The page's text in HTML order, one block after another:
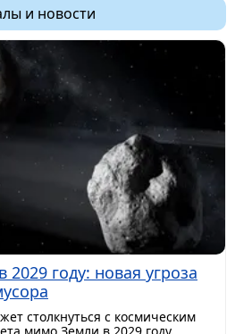
и новости
году: новая угроза
столкнуться с космическим
мимо Земли в 2029 году.